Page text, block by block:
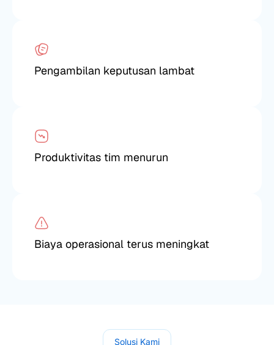
Pengambilan keputusan lambat
Produktivitas tim menurun
Biaya operasional terus meningkat
Solusi Kami